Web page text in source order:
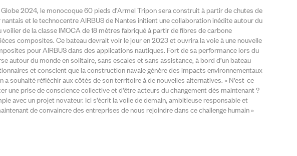
Globe 2024, le monocoque 60 pieds d’Armel Tripon sera construit à partir de chutes de
et le technocentre AIRBUS de Nantes initient une collaboration inédite autour du
voilier de la classe IMOCA de 18 mètres fabriqué à partir de fibres de carbone
composites. Ce bateau devrait voir le jour en 2023 et ouvrira la voie à une nouvelle
pour AIRBUS dans des applications nautiques. Fort de sa performance lors du
autour du monde en solitaire, sans escales et sans assistance, à bord d’un bateau
et conscient que la construction navale génère des impacts environnementaux
souhaité réfléchir aux côtés de son territoire à de nouvelles alternatives. « N’est-ce
une prise de conscience collective et d’être acteurs du changement dès maintenant ?
avec un projet novateur. Ici s’écrit la voile de demain, ambitieuse responsable et
de convaincre des entreprises de nous rejoindre dans ce challenge humain »